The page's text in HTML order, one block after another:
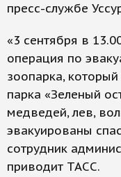
пресс-службе
«3 сентября в
операция по
зоопарка,
парка «Зеленый
медведей, лев,
эвакуированы
сотрудник
приводит ТАСС.